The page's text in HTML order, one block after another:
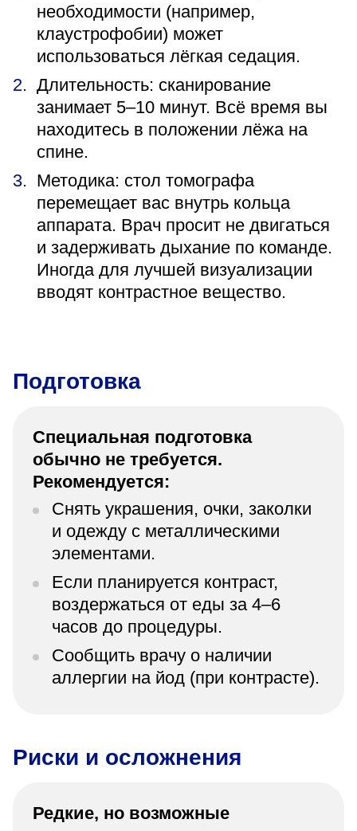
необходимости (например,
клаустрофобии) может
использоваться лёгкая седация.
Длительность: сканирование
занимает 5–10 минут. Всё время вы
находитесь в положении лёжа на
спине.
Методика: стол томографа
перемещает вас внутрь кольца
аппарата. Врач просит не двигаться
и задерживать дыхание по команде.
Иногда для лучшей визуализации
вводят контрастное вещество.
Подготовка
Специальная подготовка
обычно не требуется.
Рекомендуется:
Снять украшения, очки, заколки
и одежду с металлическими
элементами.
Если планируется контраст,
воздержаться от еды за 4–6
часов до процедуры.
Сообщить врачу о наличии
аллергии на йод (при контрасте).
Риски и осложнения
Редкие, но возможные